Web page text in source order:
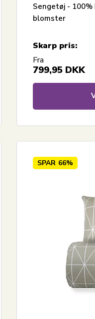
Sengetøj -
blomster
Skarp pris:
Fra
799,95 DKK
SPAR 66%